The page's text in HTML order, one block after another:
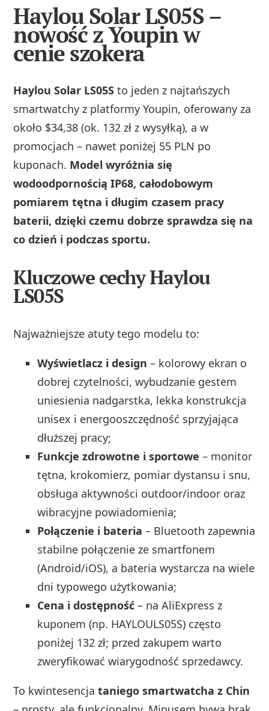
Haylou Solar LS05S –
nowość z Youpin w
cenie szokera
Haylou Solar LS05S to jeden z najtańszych
smartwatchy z platformy Youpin, oferowany za
około $34,38 (ok. 132 zł z wysyłką), a w
promocjach – nawet poniżej 55 PLN po
kuponach. Model wyróżnia się
wodoodpornością IP68, całodobowym
pomiarem tętna i długim czasem pracy
baterii, dzięki czemu dobrze sprawdza się na
co dzień i podczas sportu.
Kluczowe cechy Haylou
LS05S
Najważniejsze atuty tego modelu to:
Wyświetlacz i design – kolorowy ekran o
dobrej czytelności, wybudzanie gestem
uniesienia nadgarstka, lekka konstrukcja
unisex i energooszczędność sprzyjająca
dłuższej pracy;
Funkcje zdrowotne i sportowe – monitor
tętna, krokomierz, pomiar dystansu i snu,
obsługa aktywności outdoor/indoor oraz
wibracyjne powiadomienia;
Połączenie i bateria – Bluetooth zapewnia
stabilne połączenie ze smartfonem
(Android/iOS), a bateria wystarcza na wiele
dni typowego użytkowania;
Cena i dostępność – na AliExpress z
kuponem (np. HAYLOULS05S) często
poniżej 132 zł; przed zakupem warto
zweryfikować wiarygodność sprzedawcy.
To kwintesencjataniego smartwatcha z Chin